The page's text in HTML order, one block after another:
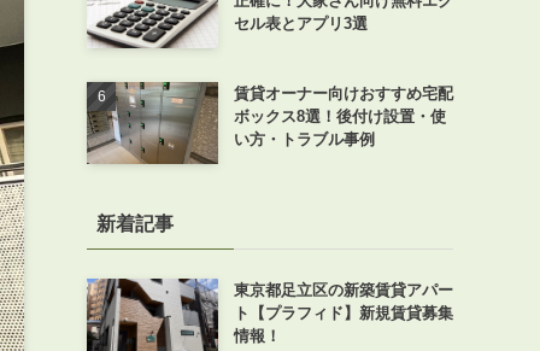
セル表とアプリ3選
賃貸オーナー向けおすすめ宅配
ボックス8選！後付け設置・使
い方・トラブル事例
新着記事
東京都足立区の新築賃貸アパー
ト【プラフィド】新規賃貸募集
情報！